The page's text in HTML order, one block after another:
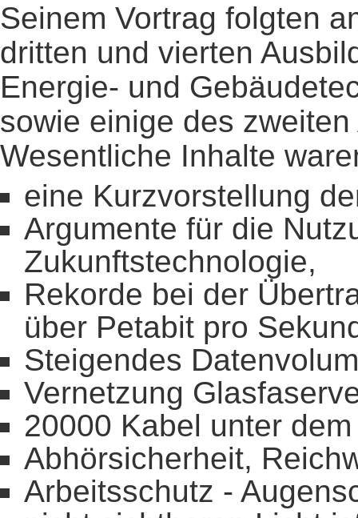
Seinem Vortrag folgten
dritten und vierten
Energie- und
sowie einige des
Wesentliche Inhalte
eine Kurzvorstellung
Argumente für die
Zukunftstechnologie,
Rekorde bei der
über Petabit pro
Steigendes
Vernetzung
20000 Kabel unter
Abhörsicherheit,
Arbeitsschutz -